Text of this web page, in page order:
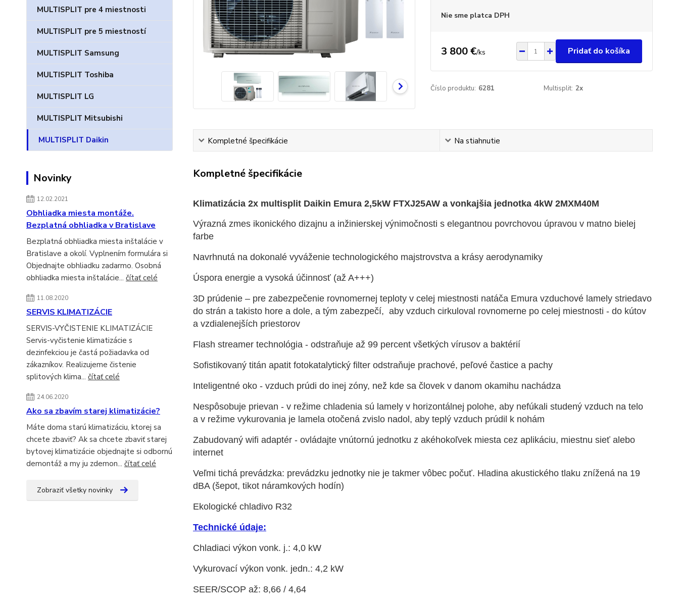
MULTISPLIT pre 4 miestnosti
MULTISPLIT pre 5 miestností
MULTISPLIT Samsung
MULTISPLIT Toshiba
MULTISPLIT LG
MULTISPLIT Mitsubishi
MULTISPLIT Daikin
Novinky
12.02.2021
Obhliadka miesta montáže.
Bezplatná obhliadka v Bratislave
Bezplatná obhliadka miesta inštalácie v
Bratislave a okolí. Vyplnením formulára si
Objednajte obhliadku zadarmo. Osobná
obhliadka miesta inštalácie... čítať celé
11.08.2020
SERVIS KLIMATIZÁCIE
SERVIS-VYČISTENIE KLIMATIZÁCIE
Servis-vyčistenie klimatizácie s
dezinfekciou je častá požiadavka od
zákazníkov. Realizujeme čistenie
splitových klima... čítať celé
24.06.2020
Ako sa zbavím starej klimatizácie?
Máte doma starú klimatizáciu, ktorej sa
chcete zbaviť? Ak sa chcete zbaviť starej
bytovej klimatizácie objednajte si odbornú
demontáž a my ju zdemon... čítať celé
Zobraziť všetky novinky
Nie sme platca DPH
3 800 €/ks Pridať do košíka
Číslo produktu: 6281 Multisplit: 2x
Kompletné špecifikácie Na stiahnutie
Kompletné špecifikácie
Klimatizácia 2x multisplit Daikin Emura 2,5kW FTXJ25AW a vonkajšia jednotka 4kW 2MXM40M
Výrazná zmes ikonického dizajnu a inžinierskej výnimočnosti s elegantnou povrchovou úpravou v matno bielej
farbe
Navrhnutá na dokonalé vyváženie technologického majstrovstva a krásy aerodynamiky
Úspora energie a vysoká účinnosť (až A+++)
3D prúdenie – pre zabezpečenie rovnomernej teploty v celej miestnosti natáča Emura vzduchové lamely striedavo
do strán a takisto hore a dole, a tým zabezpečí, aby vzduch cirkuloval rovnomerne po celej miestnosti - do kútov
a vzdialenejších priestorov
Flash streamer technológia - odstraňuje až 99 percent všetkých vírusov a baktérií
Sofistikovaný titán apatit fotokatalytický filter odstraňuje prachové, peľové častice a pachy
Inteligentné oko - vzduch prúdi do inej zóny, než kde sa človek v danom okamihu nachádza
Nespôsobuje prievan - v režime chladenia sú lamely v horizontálnej polohe, aby nefúkali studený vzduch na telo
a v režime vykurovania je lamela otočená zvislo nadol, aby teplý vzduch prúdil k nohám
Zabudovaný wifi adaptér - ovládajte vnútornú jednotku z akéhokoľvek miesta cez aplikáciu, miestnu sieť alebo
internet
Veľmi tichá prevádzka: prevádzku jednotky nie je takmer vôbec počuť. Hladina akustického tlaku znížená na 19
dBA (šepot, tikot náramkových hodín)
Ekologické chladivo R32
Technické údaje:
Chladiaci výkon vonk. j.: 4,0 kW
Vykurovací výkon vonk. jedn.: 4,2 kW
SEER/SCOP až: 8,66 / 4,64